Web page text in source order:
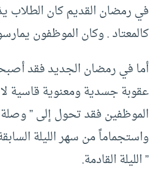
في رمضان القديم كان الطلاب
كالمعتاد . وكان الموظفون
أما في رمضان الجديد فقد
عقوبة جسدية ومعنوية قاسية لا
الموظفين فقد تحول إلى ”
واستجماماً من سهر الليلة
” الليلة القادمة.